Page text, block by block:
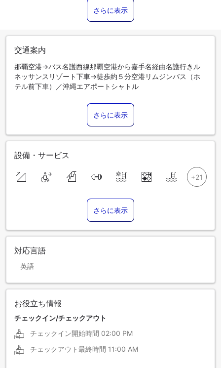
さらに表示
交通案内
那覇空港→バス名護西線那覇空港から嘉手名経由名護行きル
ネッサンスリゾート下車→徒歩約５分空港リムジンバス（ホ
テル前下車）／沖縄エアポートシャトル
さらに表示
設備・サービス
さらに表示
対応言語
英語
お役立ち情報
チェックイン/チェックアウト
チェックイン開始時間 02:00 PM
チェックアウト最終時間 11:00 AM